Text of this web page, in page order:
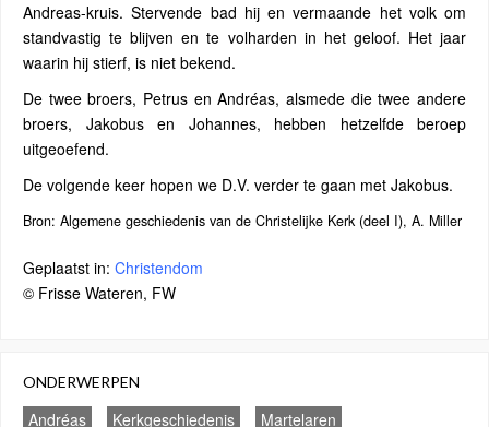
Andreas-kruis. Stervende bad hij en vermaande het volk om
standvastig te blijven en te volharden in het geloof. Het jaar
waarin hij stierf, is niet bekend.
De twee broers, Petrus en Andréas, alsmede die twee andere
broers, Jakobus en Johannes, hebben hetzelfde beroep
uitgeoefend.
De volgende keer hopen we D.V. verder te gaan met Jakobus.
Bron: Algemene geschiedenis van de Christelijke Kerk (deel I), A. Miller
Geplaatst in: Christendom
© Frisse Wateren, FW
ONDERWERPEN
Andréas Kerkgeschiedenis Martelaren